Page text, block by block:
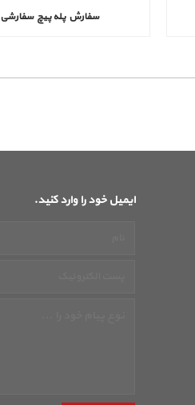
سفارش پله پیچ سفارشی
ایمیل خود را وارد کنید.